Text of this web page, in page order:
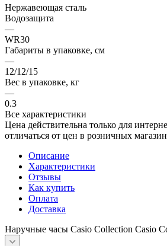
Нержавеющая сталь
Водозащита
—
WR30
Габариты в упаковке, см
—
12/12/15
Вес в упаковке, кг
—
0.3
Все характеристики
Цена действительна только для
отличаться от цен в розничных
Описание
Характеристики
Отзывы
Как купить
Оплата
Доставка
Наручные часы Casio Collection Casio